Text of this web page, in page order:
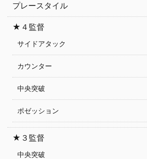
プレースタイル
★４監督
サイドアタック
カウンター
中央突破
ポゼッション
★３監督
中央突破